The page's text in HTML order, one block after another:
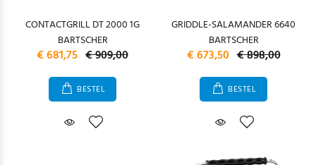
CONTACTGRILL DT 2000 1G
BARTSCHER
€ 681,75 € 909,00
BESTEL
GRIDDLE-SALAMANDER 6640
BARTSCHER
€ 673,50 € 898,00
BESTEL